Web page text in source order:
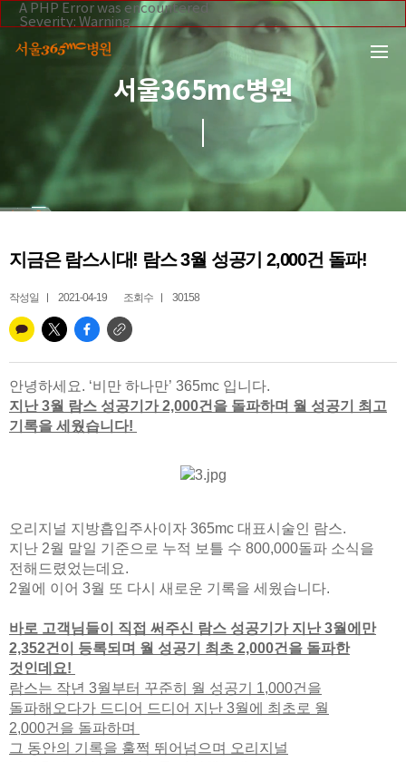
A PHP Error was encountered
Severity: Warning
Message: Invalid argument supplied for foreach()
Filename: _inc/header_body.php
Line Number: 108
/home/suction/public_html/application/views/mobile/
Line: 108
Function: _error_handler
File:
/home/suction/public_html/application/views/mobile/
Line: 295
Function: include
/home/suction/public_html/application/core/
File:
/home/suction/public_html/application/controllers/
Function: view_print
File: /home/suction/public_html/index.php
Line: 327
Function: require_once
본문 바로가기
서울365mc병원
지금은 람스시대! 람스 3월 성공기 2,000건 돌파!
작성일 2021-04-19 조회수 30158
안녕하세요. ‘비만 하나만’ 365mc 입니다.
지난 3월 람스 성공기가 2,000건을 돌파하며 월 성공기 최고
기록을 세웠습니다!
오리지널 지방흡입주사이자 365mc 대표시술인 람스.
지난 2월 말일 기준으로 누적 보틀 수 800,000돌파 소식을
전해드렸었는데요.
2월에 이어 3월 또 다시 새로운 기록을 세웠습니다.
바로 고객님들이 직접 써주신 람스 성공기가 지난 3월에만
2,352건이 등록되며 월 성공기 최초 2,000건을 돌파한
것인데요!
람스는 작년 3월부터 꾸준히 월 성공기 1,000건을
돌파해오다가 드디어 드디어 지난 3월에 최초로 월
2,000건을 돌파하며
그 동안의 기록을 훌쩍 뛰어넘으며 오리지널